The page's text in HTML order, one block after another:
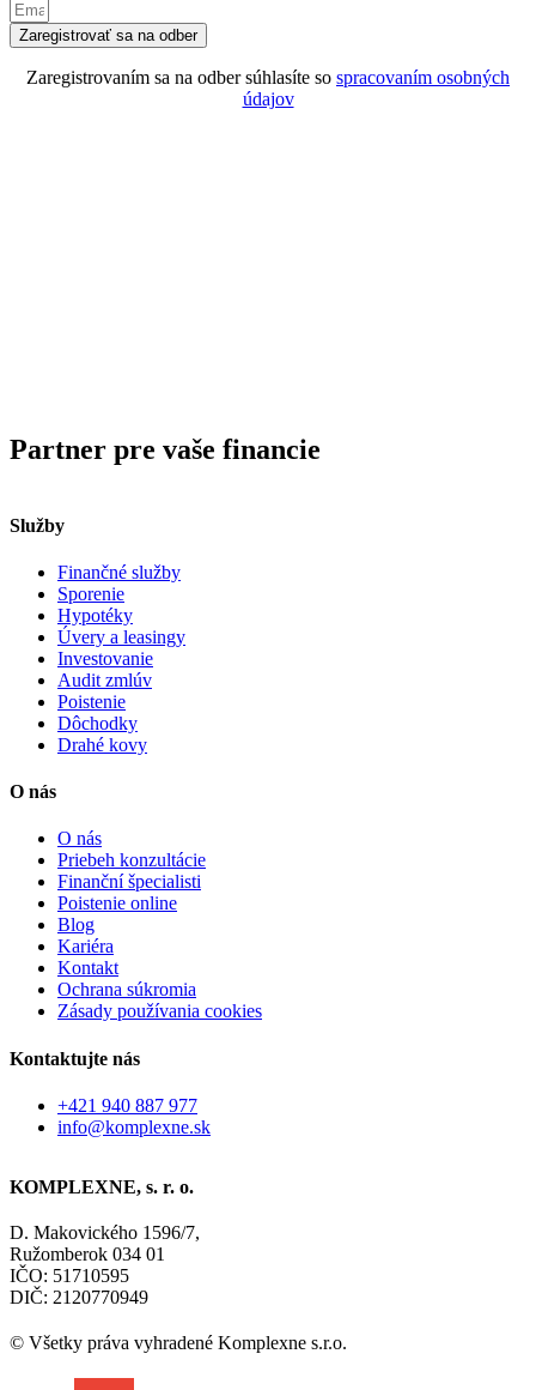
Zaregistrovať sa na odber
Zaregistrovaním sa na odber súhlasíte so spracovaním osobných
údajov
Partner pre vaše financie
Služby
Finančné služby
Sporenie
Hypotéky
Úvery a leasingy
Investovanie
Audit zmlúv
Poistenie
Dôchodky
Drahé kovy
O nás
O nás
Priebeh konzultácie
Finanční špecialisti
Poistenie online
Blog
Kariéra
Kontakt
Ochrana súkromia
Zásady používania cookies
Kontaktujte nás
+421 940 887 977
info@komplexne.sk
KOMPLEXNE, s. r. o.
D. Makovického 1596/7,
Ružomberok 034 01
IČO: 51710595
DIČ: 2120770949
© Všetky práva vyhradené Komplexne s.r.o.